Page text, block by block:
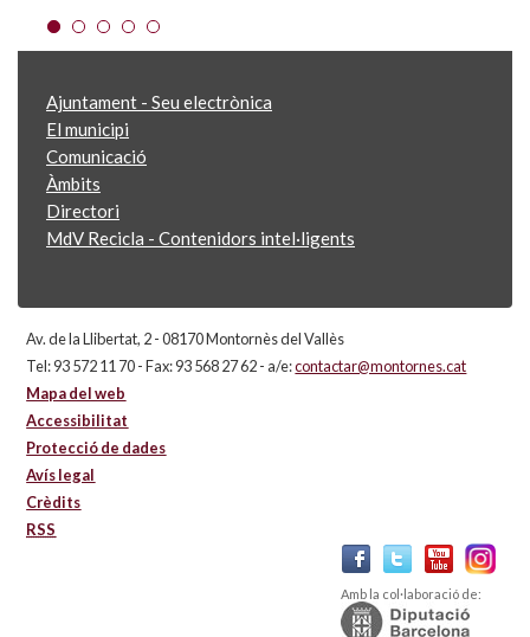
Ajuntament - Seu electrònica
El municipi
Comunicació
Àmbits
Directori
MdV Recicla - Contenidors intel·ligents
Av. de la Llibertat, 2 - 08170 Montornès del Vallès
Tel: 93 572 11 70 - Fax: 93 568 27 62 - a/e:contactar@montornes.cat
Mapa del web
Accessibilitat
Protecció de dades
Avís legal
Crèdits
RSS
Amb la col·laboració de: